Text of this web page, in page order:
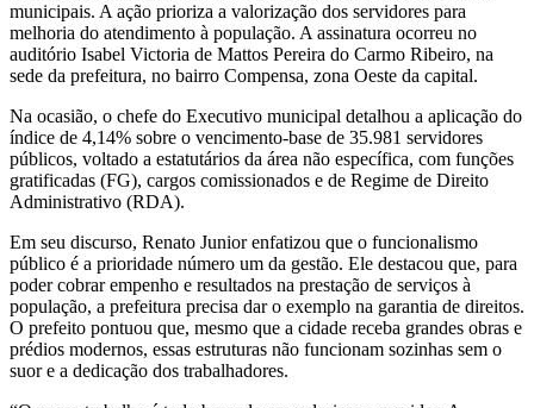
municipais. A ação prioriza a valorização dos servidores para
melhoria do atendimento à população. A assinatura ocorreu no
auditório Isabel Victoria de Mattos Pereira do Carmo Ribeiro, na
sede da prefeitura, no bairro Compensa, zona Oeste da capital.
Na ocasião, o chefe do Executivo municipal detalhou a aplicação do
índice de 4,14% sobre o vencimento-base de 35.981 servidores
públicos, voltado a estatutários da área não específica, com funções
gratificadas (FG), cargos comissionados e de Regime de Direito
Administrativo (RDA).
Em seu discurso, Renato Junior enfatizou que o funcionalismo
público é a prioridade número um da gestão. Ele destacou que, para
poder cobrar empenho e resultados na prestação de serviços à
população, a prefeitura precisa dar o exemplo na garantia de direitos.
O prefeito pontuou que, mesmo que a cidade receba grandes obras e
prédios modernos, essas estruturas não funcionam sozinhas sem o
suor e a dedicação dos trabalhadores.